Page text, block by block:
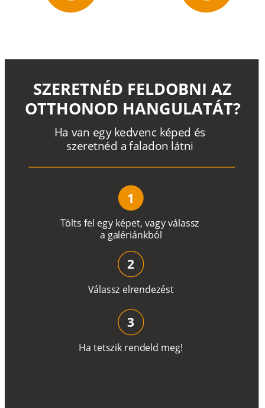
Tölts fel egy képet, vagyválassz
a galériánkból
Ha van egy kedvenc képed és
szeretnéd a faladon látni
SZERETNÉD FELDOBNI AZ
OTTHONOD HANGULATÁT?
1
Válassz elrendezést
2
Ha tetszik rendeld meg!
3